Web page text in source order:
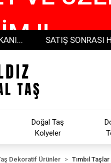
!!
SATIŞ SONRASI
Doğal Taş
Kolyeler
Dekoratif Ürünler Tımbıl